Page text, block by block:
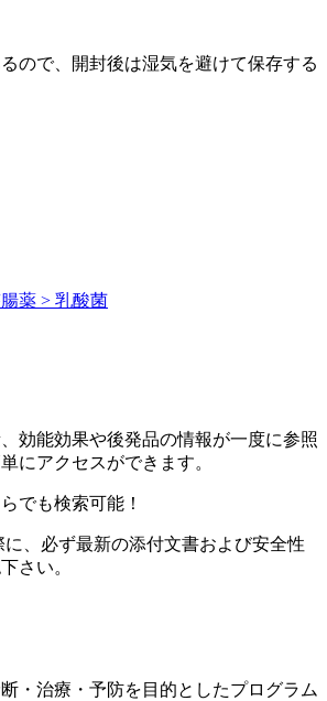
ので、開封後は湿気を避けて保存する
薬 > 乳酸菌
効能効果や後発品の情報が一度に参照
にアクセスができます。
でも検索可能！
、必ず最新の添付文書および安全性
さい。
・治療・予防を目的としたプログラム